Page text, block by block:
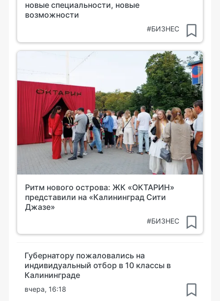
новые специальности, новые
возможности
#БИЗНЕС
Ритм нового острова: ЖК «ОКТАРИН»
представили на «Калининград Сити
Джазе»
#БИЗНЕС
Губернатору пожаловались на
индивидуальный отбор в 10 классы в
Калининграде
вчера, 16:18